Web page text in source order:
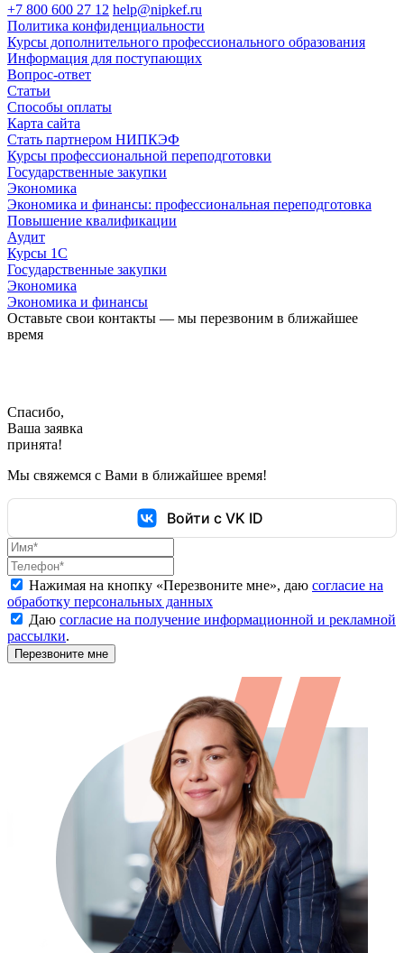
+7 800 600 27 12 help@nipkef.ru
Политика конфиденциальности
Курсы дополнительного профессионального образования
Информация для поступающих
Вопрос-ответ
Статьи
Способы оплаты
Карта сайта
Стать партнером НИПКЭФ
Курсы профессиональной переподготовки
Государственные закупки
Экономика
Экономика и финансы: профессиональная переподготовка
Повышение квалификации
Аудит
Курсы 1С
Государственные закупки
Экономика
Экономика и финансы
Оставьте свои контакты — мы перезвоним в ближайшее
время
Спасибо,
Ваша заявка
принята!
Мы свяжемся с Вами в ближайшее время!
Войти с VK ID
Нажимая на кнопку «Перезвоните мне», даю согласие на
обработку персональных данных
Даю согласие на получение информационной и рекламной
рассылки.